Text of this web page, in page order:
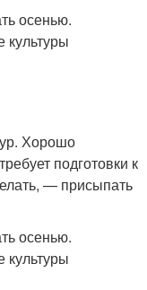
Хорошо
подготовки к
— присыпать